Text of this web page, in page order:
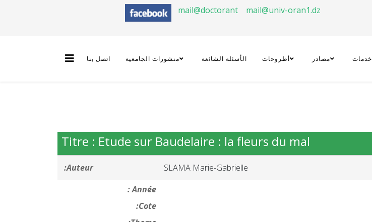
mail@doctorant mail@univ-oran1.dz
خدمات مصادر أطروحات الأسئلة الشائعة منشورات الجامعية اتصل بنا
Titre : Etude sur Baudelaire : la fleurs du mal
Auteur:
SLAMA Marie-Gabrielle
Année :
Cote: